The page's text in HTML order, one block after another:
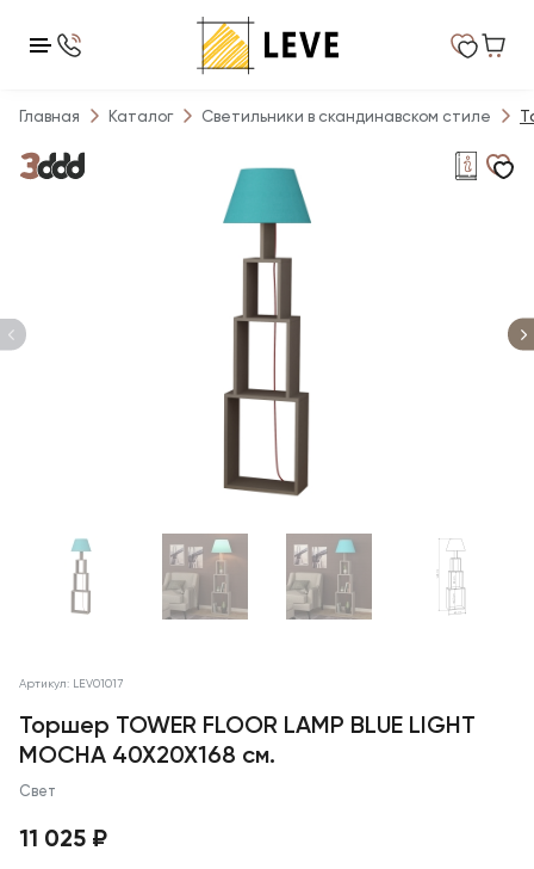
Главная Каталог Светильники в скандинавском стиле
Артикул: LEV01017
Торшер TOWER FLOOR LAMP BLUE LIGHT
MOCHA 40X20X168 см.
Свет
11 025 ₽